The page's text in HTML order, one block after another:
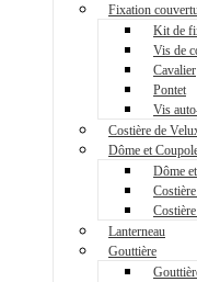
Fixation
Kit de
Vis de
Cavalier
Pontet
Vis
Costière de
Dôme et
Dôme
Lanterneau
Gouttière